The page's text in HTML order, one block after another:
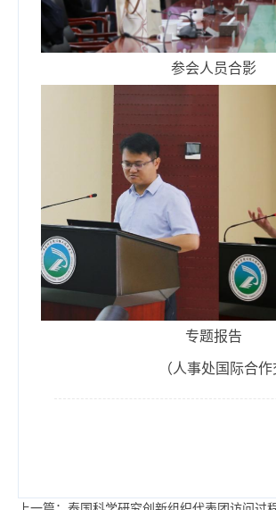
参会人员合影
专题报告
（人事处国际合作